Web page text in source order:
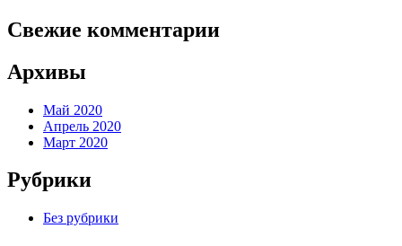
Свежие комментарии
Архивы
Май 2020
Апрель 2020
Март 2020
Рубрики
Без рубрики